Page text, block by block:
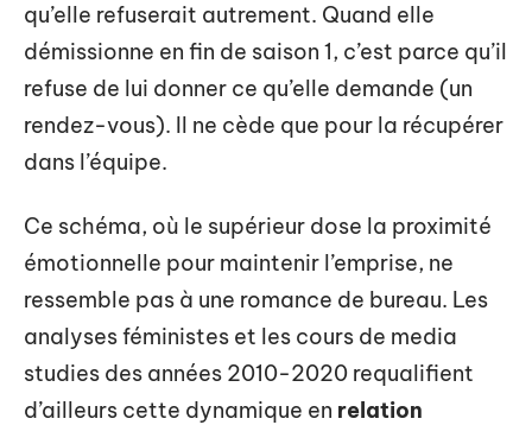
qu’elle refuserait autrement. Quand elle
démissionne en fin de saison 1, c’est parce qu’il
refuse de lui donner ce qu’elle demande (un
rendez-vous). Il ne cède que pour la récupérer
dans l’équipe.
Ce schéma, où le supérieur dose la proximité
émotionnelle pour maintenir l’emprise, ne
ressemble pas à une romance de bureau. Les
analyses féministes et les cours de media
studies des années 2010-2020 requalifient
d’ailleurs cette dynamique en relation